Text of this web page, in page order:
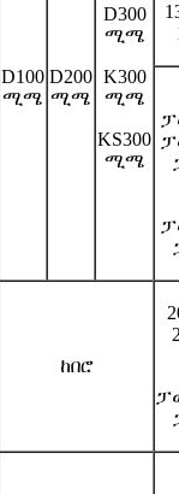
D100
ሚሜ
D200
ሚሜ
D300
ሚሜ
K300
ሚሜ
KS300
ሚሜ
ከበሮ